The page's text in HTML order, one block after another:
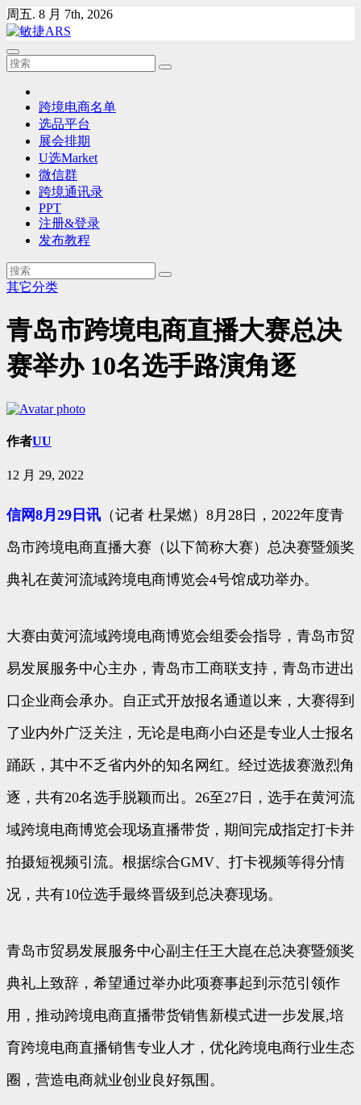
Skip
to
content
周五. 8 月 7th, 2026
跨境电商名单
选品平台
展会排期
U选Market
微信群
跨境通讯录
PPT
注册&登录
发布教程
其它分类
青岛市跨境电商直播大赛总决
赛举办 10名选手路演角逐
作者UU
12 月 29, 2022
信网8月29日讯 （记者 杜杲燃）8月28日，2022年度青
岛市跨境电商直播大赛（以下简称大赛）总决赛暨颁奖
典礼在黄河流域跨境电商博览会4号馆成功举办。
大赛由黄河流域跨境电商博览会组委会指导，青岛市贸
易发展服务中心主办，青岛市工商联支持，青岛市进出
口企业商会承办。自正式开放报名通道以来，大赛得到
了业内外广泛关注，无论是电商小白还是专业人士报名
踊跃，其中不乏省内外的知名网红。经过选拔赛激烈角
逐，共有20名选手脱颖而出。26至27日，选手在黄河流
域跨境电商博览会现场直播带货，期间完成指定打卡并
拍摄短视频引流。根据综合GMV、打卡视频等得分情
况，共有10位选手最终晋级到总决赛现场。
青岛市贸易发展服务中心副主任王大崑在总决赛暨颁奖
典礼上致辞，希望通过举办此项赛事起到示范引领作
用，推动跨境电商直播带货销售新模式进一步发展,培
育跨境电商直播销售专业人才，优化跨境电商行业生态
圈，营造电商就业创业良好氛围。